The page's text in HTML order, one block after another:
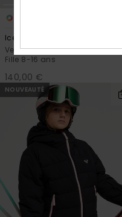
Ice Escape 10K
Veste de snow technique Bleu
Fille 8-16 ans
140,00 €
NOUVEAUTÉ